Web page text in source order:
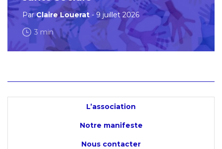
ParClaire Louerat - 9 juillet 2026
3 min
L’association
Notre manifeste
Nous contacter